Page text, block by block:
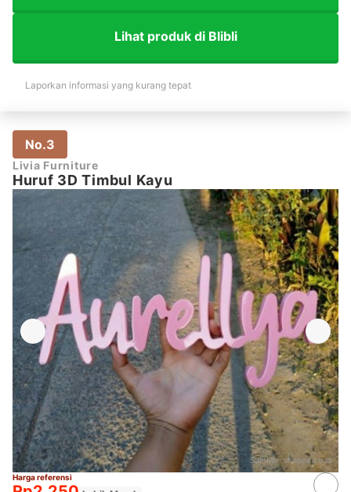
Lihat produk di Blibli
Laporkan informasi yang kurang tepat
No.3
Livia Furniture
Huruf 3D Timbul Kayu
Sumber: shopee.co.id
Harga referensi